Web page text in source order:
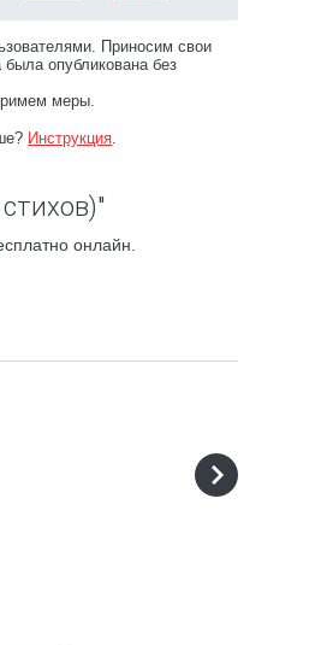
Приносим свои
опубликована без
меры.
Инструкция.
онлайн.